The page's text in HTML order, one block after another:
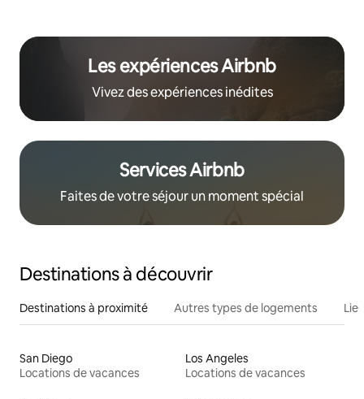
Les expériences Airbnb
Vivez des expériences inédites
Services Airbnb
Faites de votre séjour un moment spécial
Destinations à découvrir
Destinations à proximité Autres types de logements
San Diego
Locations de vacances
Los Angeles
Locations de vacances